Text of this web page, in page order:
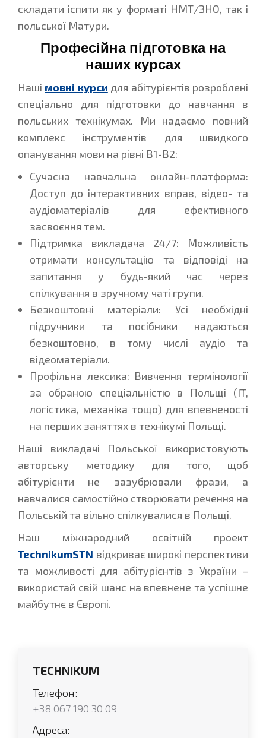
складати іспити як у форматі НМТ/ЗНО, так і
польської Матури.
Професійна підготовка на
наших курсах
Наші мовні курси для абітурієнтів розроблені
спеціально для підготовки до навчання в
польських технікумах. Ми надаємо повний
комплекс інструментів для швидкого
опанування мови на рівні В1-В2:
Сучасна навчальна онлайн-платформа:
Доступ до інтерактивних вправ, відео- та
аудіоматеріалів для ефективного
засвоєння тем.
Підтримка викладача 24/7: Можливість
отримати консультацію та відповіді на
запитання у будь-який час через
спілкування в зручному чаті групи.
Безкоштовні матеріали: Усі необхідні
підручники та посібники надаються
безкоштовно, в тому числі аудіо та
відеоматеріали.
Профільна лексика: Вивчення термінології
за обраною спеціальністю в Польщі (IT,
логістика, механіка тощо) для впевненості
на перших заняттях в технікумі Польщі.
Наші викладачі Польської використовують
авторську методику для того, щоб
абітурієнти не зазубрювали фрази, а
навчалися самостійно створювати речення на
Польській та вільно спілкувалися в Польщі.
Наш міжнародний освітній проект
TechnikumSTN відкриває широкі перспективи
та можливості для абітурієнтів з України –
використай свій шанс на впевнене та успішне
майбутнє в Європі.
TECHNIKUM
Телефон:
+38 067 190 30 09
Адреса: